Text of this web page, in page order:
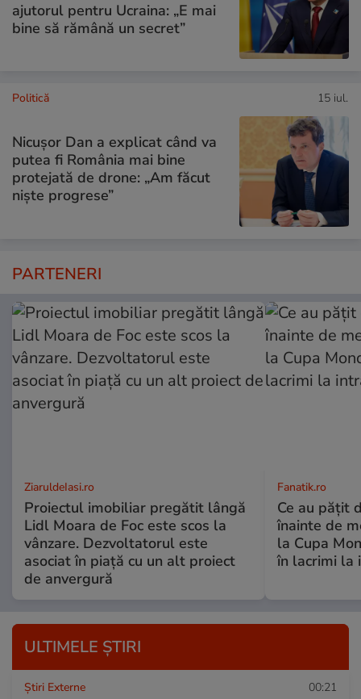
ajutorul pentru Ucraina: „E mai
bine să rămână un secret”
Politică 15 iul.
Nicușor Dan a explicat când va
putea fi România mai bine
protejată de drone: „Am făcut
niște progrese”
PARTENERI
ZiaruldeIasi.ro
Proiectul imobiliar pregătit lângă
Lidl Moara de Foc este scos la
vânzare. Dezvoltatorul este
asociat în piață cu un alt proiect
de anvergură
Fanatik.ro
Ce au pățit
înainte de
la Cupa
în lacrimi la
ULTIMELE ȘTIRI
Știri Externe 00:21